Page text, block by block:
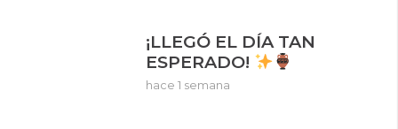
¡LLEGÓ EL DÍA TAN
ESPERADO!
hace 1 semana